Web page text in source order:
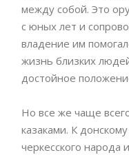
между собой. Это
с юных лет и
владение им
жизнь близких
достойное
Но все же чаще
казаками. К
черкесского народа